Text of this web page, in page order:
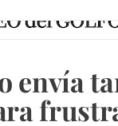
envía